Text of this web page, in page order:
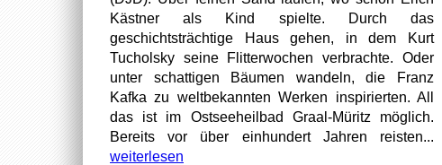
Kästner als Kind spielte. Durch das
geschichtsträchtige Haus gehen, in dem Kurt
Tucholsky seine Flitterwochen verbrachte. Oder
unter schattigen Bäumen wandeln, die Franz
Kafka zu weltbekannten Werken inspirierten. All
das ist im Ostseeheilbad Graal-Müritz möglich.
Bereits vor über einhundert Jahren reisten...
weiterlesen